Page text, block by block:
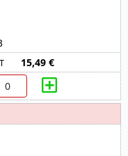
15,49 €